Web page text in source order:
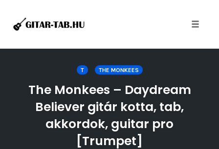
T THE MONKEES
The Monkees – Daydream
Believer gitár kotta, tab,
akkordok, guitar pro
[Trumpet]